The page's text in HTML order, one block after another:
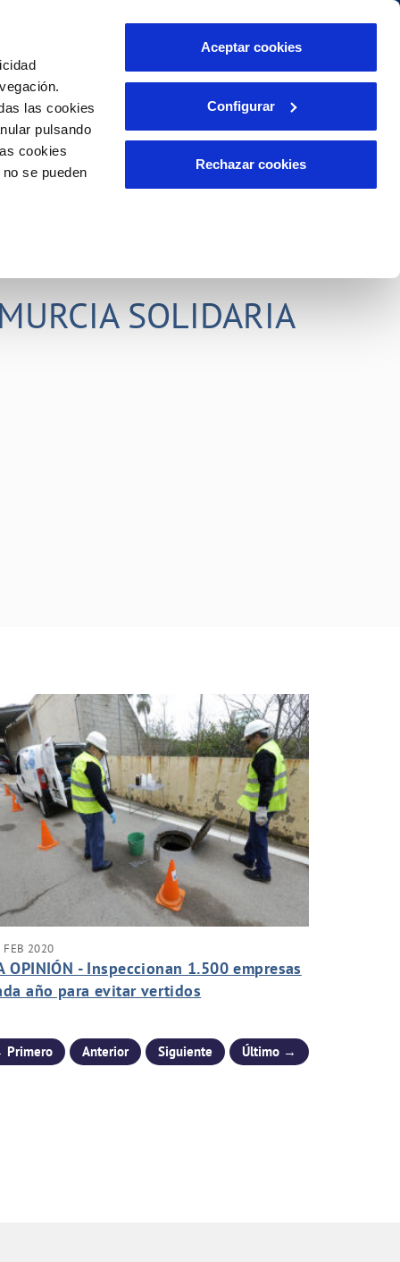
las cookies
pulsando
cookies
se pueden
Aceptar cookies
Configurar
Rechazar cookies
INCIDENCIAS
Comunica anomalías o posibles
PORTAL DE TRANSPARENCIA
Área de clientes
SOLIDARIA
FEB 2020
OPINIÓN - Inspeccionan 1.500 empresas
año para evitar vertidos
Anterior Siguiente Último →